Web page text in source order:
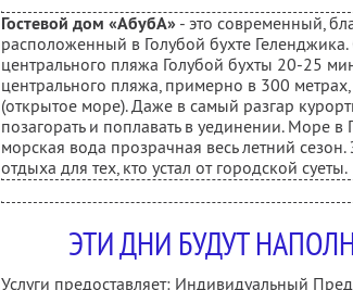
Гостевой дом «АбубА» - это современный,
расположенный в Голубой бухте
центрального пляжа Голубой бухты 20-25
центрального пляжа, примерно в 300
(открытое море). Даже в самый разгар
позагорать и поплавать в уединении. Море в
морская вода прозрачная весь летний
отдыха для тех, кто устал от городской суеты.
ЭТИ ДНИ БУДУТ
Услуги предоставляет: Индивидуальный